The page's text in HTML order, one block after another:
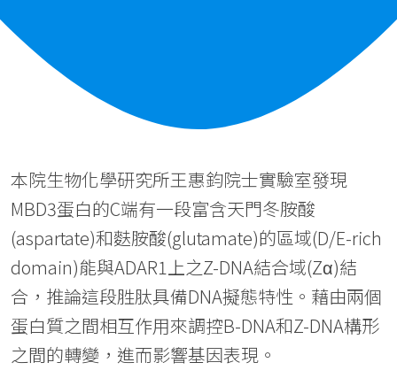
本院生物化學研究所王惠鈞院士實驗室發現
MBD3蛋白的C端有一段富含天門冬胺酸
(aspartate)和麩胺酸(glutamate)的區域(D/E-rich
domain)能與ADAR1上之Z-DNA結合域(Zα)結
合，推論這段胜肽具備DNA擬態特性。藉由兩個
蛋白質之間相互作用來調控B-DNA和Z-DNA構形
之間的轉變，進而影響基因表現。